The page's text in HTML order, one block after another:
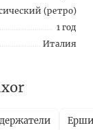
(ретро)
1 год
Италия